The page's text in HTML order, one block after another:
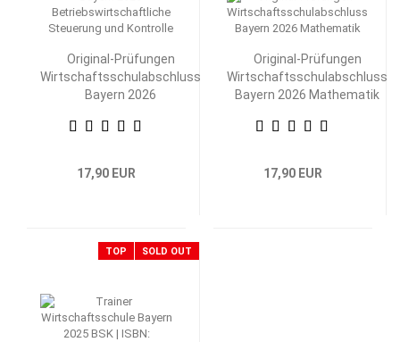
Original-Prüfungen
Wirtschaftsschulabschluss
Bayern 2026
Steuerung und Kontrolle
17,90 EUR
Original-Prüfungen
Wirtschaftsschulabschluss
Bayern 2026 Mathematik
17,90 EUR
TOP SOLD OUT